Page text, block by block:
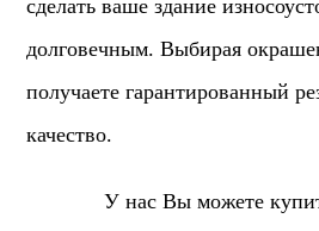
сделать ваше здание
долговечным. Выбирая
получаете гарантированный
качество.
У нас Вы можете